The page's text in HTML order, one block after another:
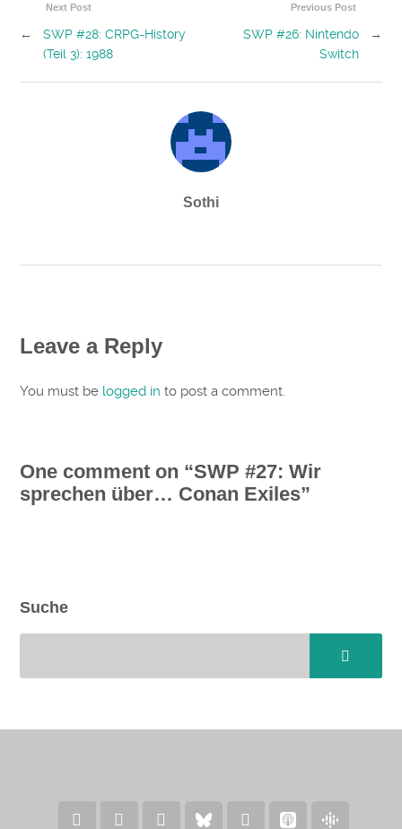
Previous Post
SWP #26: Nintendo
Switch
→
Next Post
←
SWP #28: CRPG-History
(Teil 3): 1988
Sothi
Leave a Reply
You must be logged in to post a comment.
One comment on “SWP #27: Wir
sprechen über… Conan Exiles”
Suche